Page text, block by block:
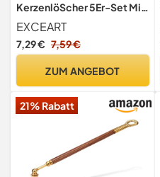
KerzenlöScher 5Er-Set Mit
Langem Griff 11 X 1.5 X 0.1
cm
EXCEART
7,29 € 7,59 €
ZUM ANGEBOT
21% Rabatt